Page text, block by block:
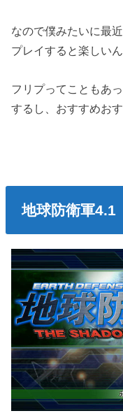
なので僕みたいに最
プレイすると楽しい
フリプってこともあ
するし、おすすめおす
地球防衛軍4.1